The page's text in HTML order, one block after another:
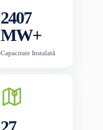
2407
MW+
Capacitate Instalată